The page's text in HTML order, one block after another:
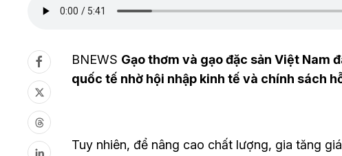
BNEWS Gạo thơm và gạo đặc sản Việt
quốc tế nhờ hội nhập kinh tế và chính sách
Tuy nhiên, để nâng cao chất lượng, gia tăng